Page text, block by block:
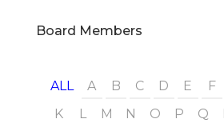
Board Members
ALL A B C D E F
K
L M N O P Q